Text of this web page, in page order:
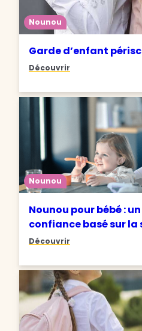
Nounou
Garde d’enfant
Découvrir
Nounou
Nounou pour bébé :
confiance basé sur la
Découvrir